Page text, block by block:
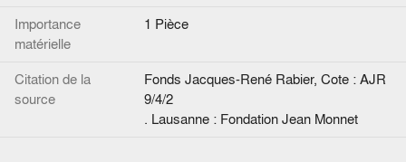
Importance
matérielle
1 Pièce
Citation de la
source
Fonds Jacques-René Rabier, Cote : AJR
9/4/2
. Lausanne : Fondation Jean Monnet